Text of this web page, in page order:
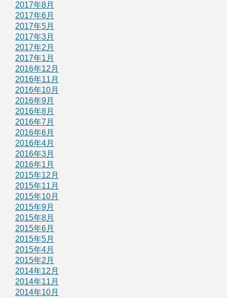
2017年8月
2017年6月
2017年5月
2017年3月
2017年2月
2017年1月
2016年12月
2016年11月
2016年10月
2016年9月
2016年8月
2016年7月
2016年6月
2016年4月
2016年3月
2016年1月
2015年12月
2015年11月
2015年10月
2015年9月
2015年8月
2015年6月
2015年5月
2015年4月
2015年2月
2014年12月
2014年11月
2014年10月